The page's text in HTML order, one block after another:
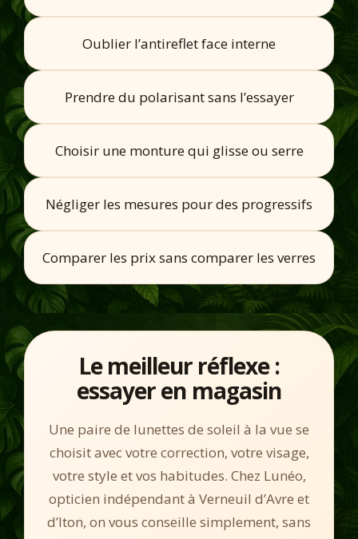
Oublier l’antireflet face interne
Prendre du polarisant sans l’essayer
Choisir une monture qui glisse ou serre
Négliger les mesures pour des progressifs
Comparer les prix sans comparer les verres
Le meilleur réflexe :
essayer en magasin
Une paire de lunettes de soleil à la vue se
choisit avec votre correction, votre visage,
votre style et vos habitudes. Chez Lunéo,
opticien indépendant à Verneuil d’Avre et
d’Iton, on vous conseille simplement, sans